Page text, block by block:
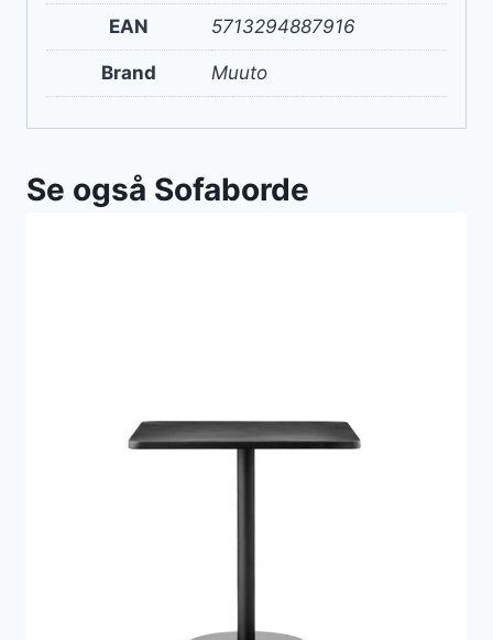
EAN 5713294887916
Brand Muuto
Se også Sofaborde